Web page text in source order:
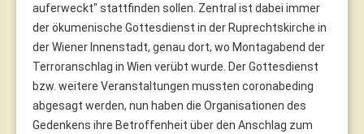
auferweckt" stattfinden sollen. Zentral ist dabei immer
der ökumenische Gottesdienst in der Ruprechtskirche in
der Wiener Innenstadt, genau dort, wo Montagabend der
Terroranschlag in Wien verübt wurde. Der Gottesdienst
bzw. weitere Veranstaltungen mussten coronabeding
abgesagt werden, nun haben die Organisationen des
Gedenkens ihre Betroffenheit über den Anschlag zum